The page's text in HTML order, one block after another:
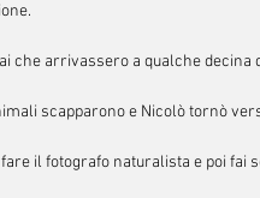
che arrivassero a qualche
scapparono e Nicolò tornò
fare il fotografo naturalista e poi fai